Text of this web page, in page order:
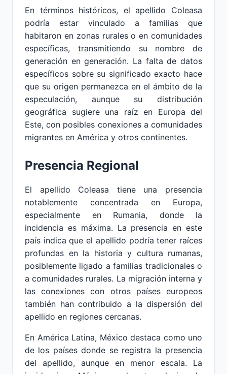
En términos históricos, el apellido Coleasa
podría estar vinculado a familias que
habitaron en zonas rurales o en comunidades
específicas, transmitiendo su nombre de
generación en generación. La falta de datos
específicos sobre su significado exacto hace
que su origen permanezca en el ámbito de la
especulación, aunque su distribución
geográfica sugiere una raíz en Europa del
Este, con posibles conexiones a comunidades
migrantes en América y otros continentes.
Presencia Regional
El apellido Coleasa tiene una presencia
notablemente concentrada en Europa,
especialmente en Rumania, donde la
incidencia es máxima. La presencia en este
país indica que el apellido podría tener raíces
profundas en la historia y cultura rumanas,
posiblemente ligado a familias tradicionales o
a comunidades rurales. La migración interna y
las conexiones con otros países europeos
también han contribuido a la dispersión del
apellido en regiones cercanas.
En América Latina, México destaca como uno
de los países donde se registra la presencia
del apellido, aunque en menor escala. La